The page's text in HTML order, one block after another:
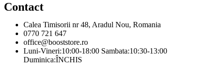
Contact
Calea Timisorii nr 48, Aradul Nou, Romania
0770 721 647
office@booststore.ro
Luni-Vineri:10:00-18:00 Sambata:10:30-13:00
Duminica:ÎNCHIS